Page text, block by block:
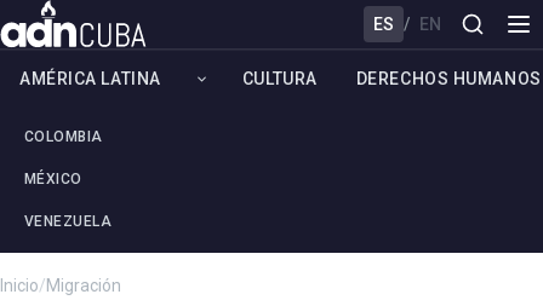
ES / EN
AMÉRICA LATINA
COLOMBIA
MÉXICO
VENEZUELA
CULTURA DERECHOS HUMANOS
Inicio/Migración